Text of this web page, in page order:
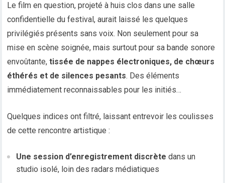
Le film en question, projeté à huis clos dans une salle
confidentielle du festival, aurait laissé les quelques
privilégiés présents sans voix. Non seulement pour sa
mise en scène soignée, mais surtout pour sa bande sonore
envoûtante,tissée de nappes électroniques, de chœurs
éthérés et de silences pesants. Des éléments
immédiatement reconnaissables pour les initiés…
Quelques indices ont filtré, laissant entrevoir les coulisses
de cette rencontre artistique :
Une session d’enregistrement discrète dans un
studio isolé, loin des radars médiatiques